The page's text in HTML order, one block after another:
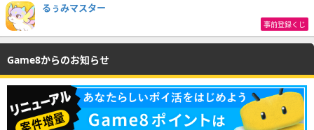
るぅみマスター
事前登録くじ
Game8からのお知らせ